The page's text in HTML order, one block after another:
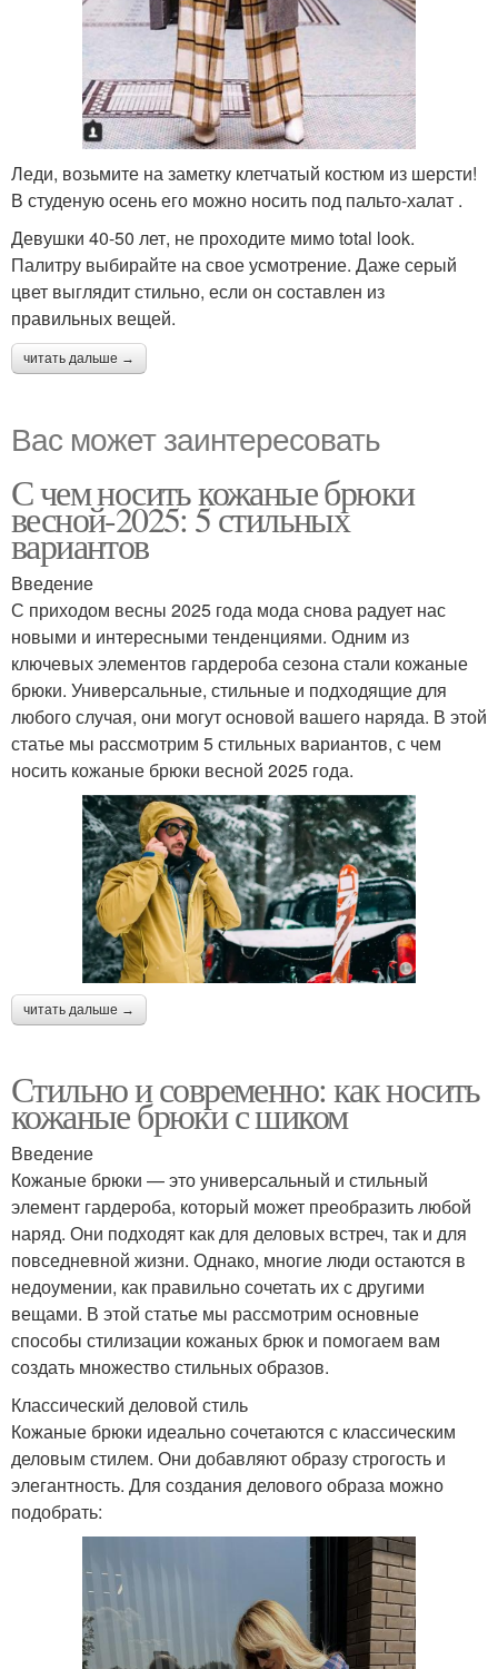
Леди, возьмите на заметку клетчатый костюм из шерсти!
В студеную осень его можно носить под пальто-халат .
Девушки 40-50 лет, не проходите мимо total look.
Палитру выбирайте на свое усмотрение. Даже серый
цвет выглядит стильно, если он составлен из
правильных вещей.
читать дальше →
Вас может заинтересовать
С чем носить кожаные брюки
весной-2025: 5 стильных
вариантов
Введение
С приходом весны 2025 года мода снова радует нас
новыми и интересными тенденциями. Одним из
ключевых элементов гардероба сезона стали кожаные
брюки. Универсальные, стильные и подходящие для
любого случая, они могут основой вашего наряда. В этой
статье мы рассмотрим 5 стильных вариантов, с чем
носить кожаные брюки весной 2025 года.
читать дальше →
Стильно и современно: как носить
кожаные брюки с шиком
Введение
Кожаные брюки — это универсальный и стильный
элемент гардероба, который может преобразить любой
наряд. Они подходят как для деловых встреч, так и для
повседневной жизни. Однако, многие люди остаются в
недоумении, как правильно сочетать их с другими
вещами. В этой статье мы рассмотрим основные
способы стилизации кожаных брюк и помогаем вам
создать множество стильных образов.
Классический деловой стиль
Кожаные брюки идеально сочетаются с классическим
деловым стилем. Они добавляют образу строгость и
элегантность. Для создания делового образа можно
подобрать: